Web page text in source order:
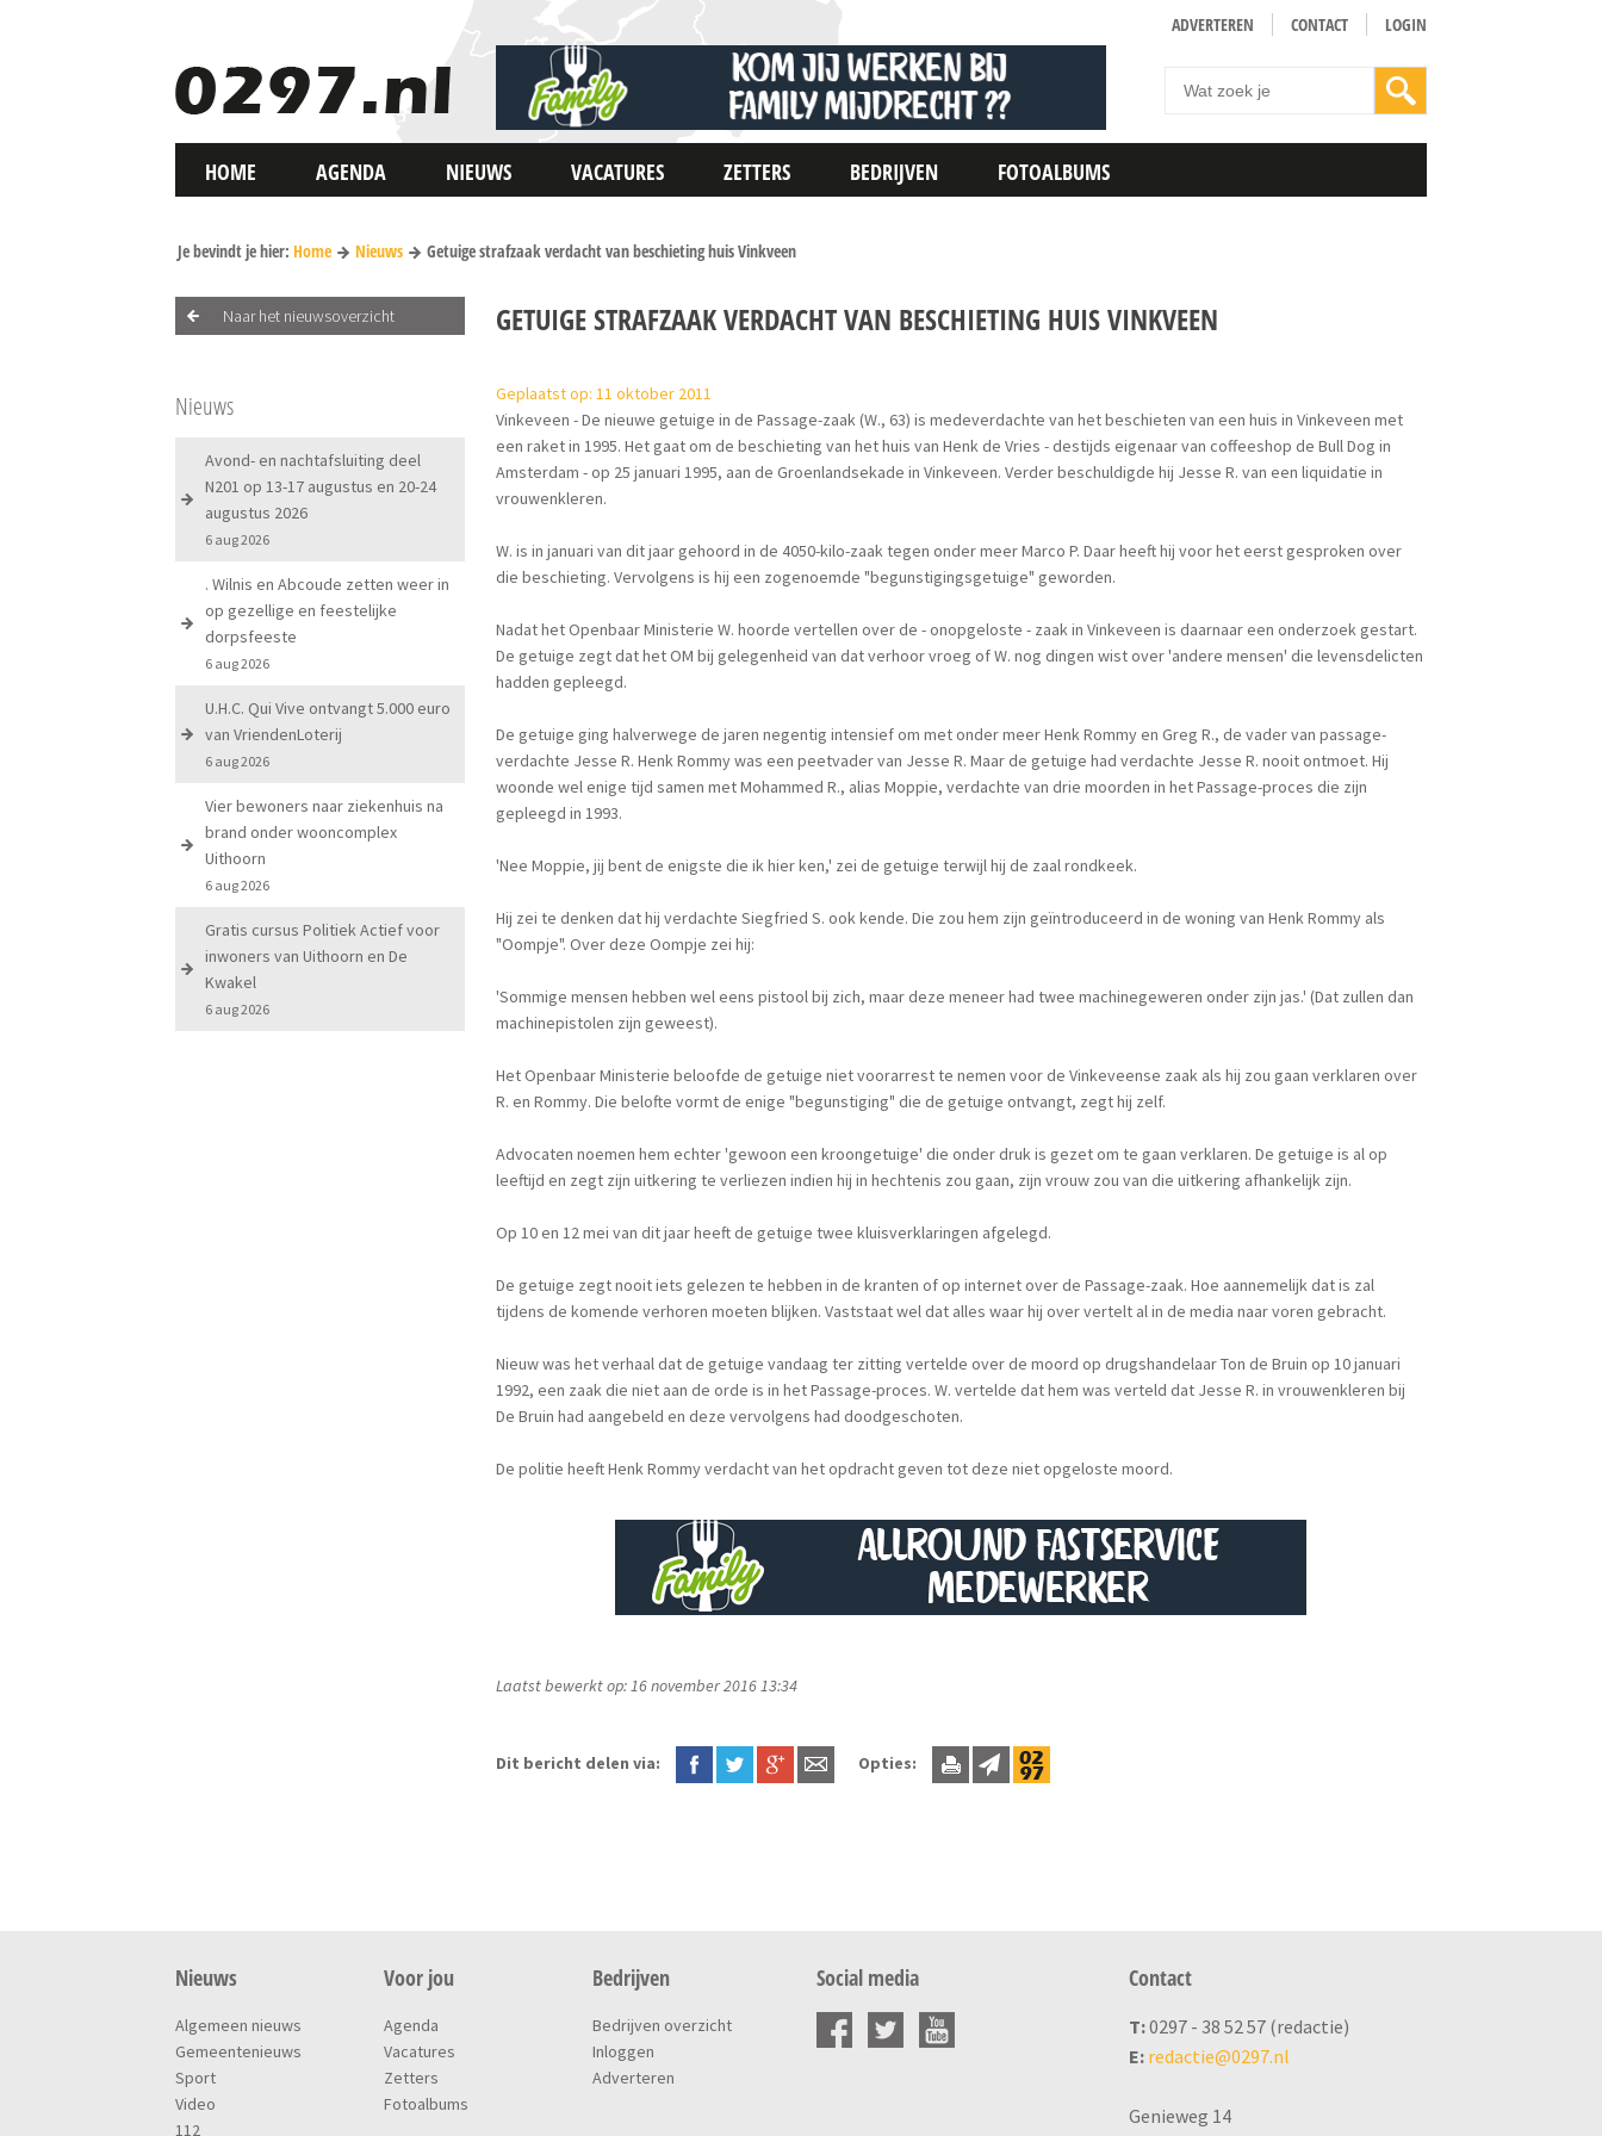
ADVERTEREN CONTACT LOGIN
HOME AGENDA NIEUWS VACATURES ZETTERS BEDRIJVEN FOTOALBUMS
Je bevindt je hier: Home Nieuws Getuige strafzaak verdacht van beschieting huis Vinkveen
Naar het nieuwsoverzicht
Nieuws
Avond- en nachtafsluiting deel
N201 op 13-17 augustus en 20-24
augustus 2026
6 aug 2026
. Wilnis en Abcoude zetten weer in
op gezellige en feestelijke
dorpsfeeste
6 aug 2026
U.H.C. Qui Vive ontvangt 5.000 euro
van VriendenLoterij
6 aug 2026
Vier bewoners naar ziekenhuis na
brand onder wooncomplex
Uithoorn
6 aug 2026
Gratis cursus Politiek Actief voor
inwoners van Uithoorn en De
Kwakel
6 aug 2026
GETUIGE STRAFZAAK VERDACHT VAN BESCHIETING HUIS VINKVEEN
Geplaatst op: 11 oktober 2011
Vinkeveen - De nieuwe getuige in de Passage-zaak (W., 63) is medeverdachte van het beschieten van een huis in Vinkeveen met
een raket in 1995. Het gaat om de beschieting van het huis van Henk de Vries - destijds eigenaar van coffeeshop de Bull Dog in
Amsterdam - op 25 januari 1995, aan de Groenlandsekade in Vinkeveen. Verder beschuldigde hij Jesse R. van een liquidatie in
vrouwenkleren.
W. is in januari van dit jaar gehoord in de 4050-kilo-zaak tegen onder meer Marco P. Daar heeft hij voor het eerst gesproken over
die beschieting. Vervolgens is hij een zogenoemde "begunstigingsgetuige" geworden.
Nadat het Openbaar Ministerie W. hoorde vertellen over de - onopgeloste - zaak in Vinkeveen is daarnaar een onderzoek gestart.
De getuige zegt dat het OM bij gelegenheid van dat verhoor vroeg of W. nog dingen wist over 'andere mensen' die levensdelicten
hadden gepleegd.
De getuige ging halverwege de jaren negentig intensief om met onder meer Henk Rommy en Greg R., de vader van passage-
verdachte Jesse R. Henk Rommy was een peetvader van Jesse R. Maar de getuige had verdachte Jesse R. nooit ontmoet. Hij
woonde wel enige tijd samen met Mohammed R., alias Moppie, verdachte van drie moorden in het Passage-proces die zijn
gepleegd in 1993.
'Nee Moppie, jij bent de enigste die ik hier ken,' zei de getuige terwijl hij de zaal rondkeek.
Hij zei te denken dat hij verdachte Siegfried S. ook kende. Die zou hem zijn geïntroduceerd in de woning van Henk Rommy als
"Oompje". Over deze Oompje zei hij:
'Sommige mensen hebben wel eens pistool bij zich, maar deze meneer had twee machinegeweren onder zijn jas.' (Dat zullen dan
machinepistolen zijn geweest).
Het Openbaar Ministerie beloofde de getuige niet voorarrest te nemen voor de Vinkeveense zaak als hij zou gaan verklaren over
R. en Rommy. Die belofte vormt de enige "begunstiging" die de getuige ontvangt, zegt hij zelf.
Advocaten noemen hem echter 'gewoon een kroongetuige' die onder druk is gezet om te gaan verklaren. De getuige is al op
leeftijd en zegt zijn uitkering te verliezen indien hij in hechtenis zou gaan, zijn vrouw zou van die uitkering afhankelijk zijn.
Op 10 en 12 mei van dit jaar heeft de getuige twee kluisverklaringen afgelegd.
De getuige zegt nooit iets gelezen te hebben in de kranten of op internet over de Passage-zaak. Hoe aannemelijk dat is zal
tijdens de komende verhoren moeten blijken. Vaststaat wel dat alles waar hij over vertelt al in de media naar voren gebracht.
Nieuw was het verhaal dat de getuige vandaag ter zitting vertelde over de moord op drugshandelaar Ton de Bruin op 10 januari
1992, een zaak die niet aan de orde is in het Passage-proces. W. vertelde dat hem was verteld dat Jesse R. in vrouwenkleren bij
De Bruin had aangebeld en deze vervolgens had doodgeschoten.
De politie heeft Henk Rommy verdacht van het opdracht geven tot deze niet opgeloste moord.
Laatst bewerkt op: 16 november 2016 13:34
Dit bericht delen via: Opties:
Nieuws
Algemeen nieuws
Gemeentenieuws
Sport
Video
112
Voor jou
Agenda
Vacatures
Zetters
Fotoalbums
Bedrijven
Bedrijven overzicht
Inloggen
Adverteren
Social media Contact
T:0297 - 38 52 57 (redactie)
E: redactie@0297.nl
Genieweg 14